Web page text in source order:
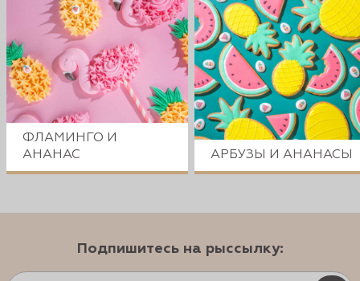
ФЛАМИНГО И
АНАНАС
АРБУЗЫ И АНАНАСЫ
Подпишитесь на рыссылку: